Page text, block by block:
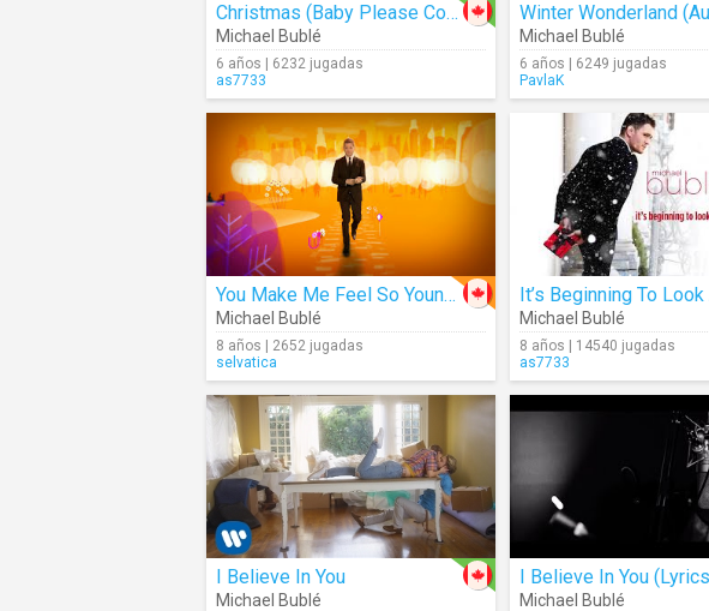
Christmas (Baby Please Come Home) (Audio)
Michael Bublé
6 años | 6232 jugadas
as7733
Winter Wonderland
Michael Bublé
6 años | 6249 jugadas
PavlaK
You Make Me Feel So Young (Cover)
Michael Bublé
8 años | 2652 jugadas
selvatica
Michael Bublé
8 años | 14540 jugadas
as7733
I Believe In You
Michael Bublé
I Believe In You
Michael Bublé